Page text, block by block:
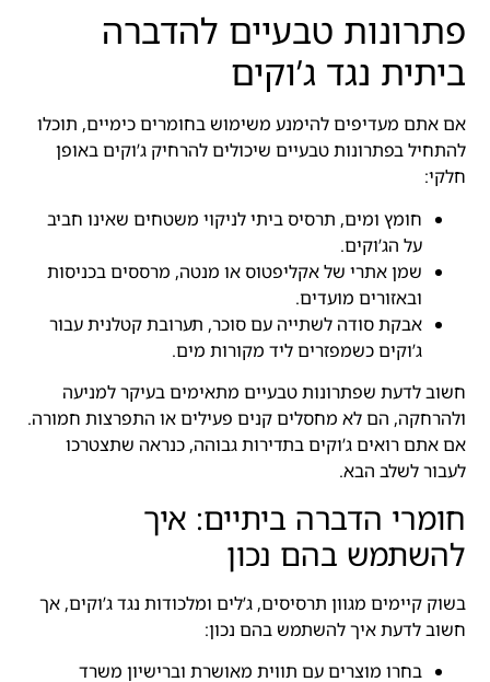
פתרונות טבעיים להדברה
ביתית נגד ג’וקים
אם אתם מעדיפים להימנע משימוש בחומרים כימיים, תוכלו
להתחיל בפתרונות טבעיים שיכולים להרחיק ג’וקים באופן
חלקי:
חומץ ומים, תרסיס ביתי לניקוי משטחים שאינו חביב
על הג’וקים.
שמן אתרי של אקליפטוס או מנטה, מרססים בכניסות
ובאזורים מועדים.
אבקת סודה לשתייה עם סוכר, תערובת קטלנית עבור
ג’וקים כשמפזרים ליד מקורות מים.
חשוב לדעת שפתרונות טבעיים מתאימים בעיקר למניעה
ולהרחקה, הם לא מחסלים קנים פעילים או התפרצות חמורה.
אם אתם רואים ג’וקים בתדירות גבוהה, כנראה שתצטרכו
לעבור לשלב הבא.
חומרי הדברה ביתיים: איך
להשתמש בהם נכון
בשוק קיימים מגוון תרסיסים, ג’לים ומלכודות נגד ג’וקים, אך
חשוב לדעת איך להשתמש בהם נכון:
בחרו מוצרים עם תווית מאושרת וברישיון משרד